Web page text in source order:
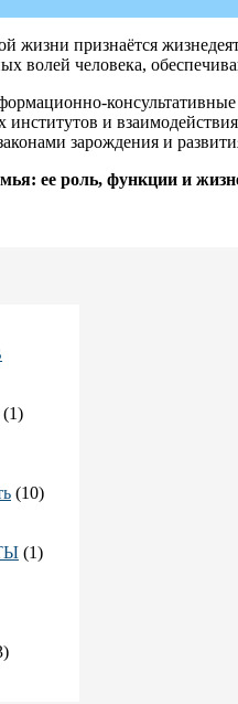
жизни признаётся
волей человека,
институтов и
зарождения и
ее роль, функции и
(1)
(10)
(1)